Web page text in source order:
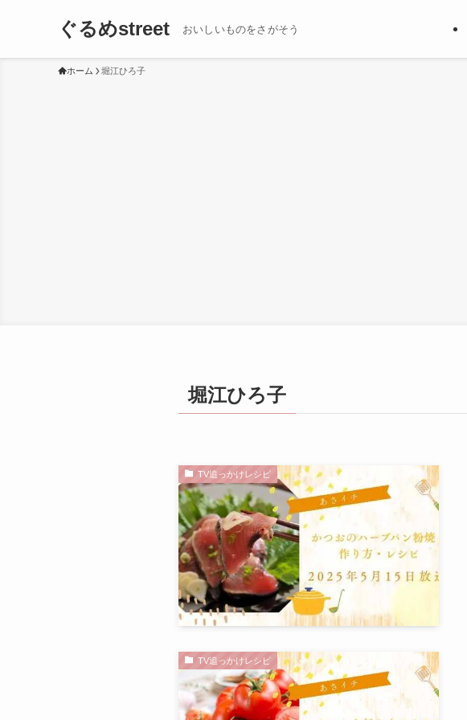
ぐるめstreet おいしいものをさがそう
ホーム 堀江ひろ子
堀江ひろ子
TV追っかけレシピ
TV追っかけレシピ